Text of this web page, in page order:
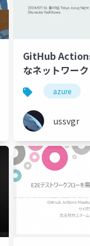
webアプリケーショ
GitHub
なネットワー
azure
ussvgr